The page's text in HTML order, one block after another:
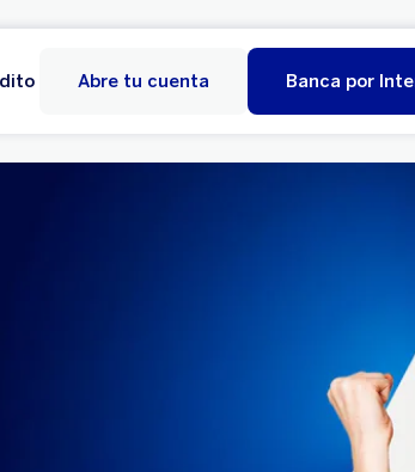
Abre tu cuenta Banca por